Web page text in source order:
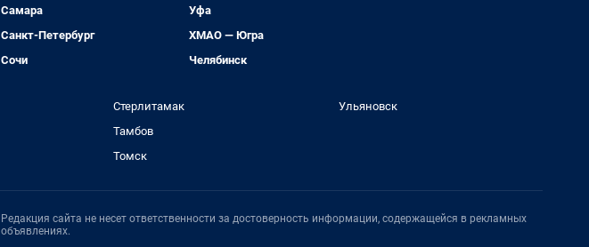
Самара
Санкт-Петербург
Сочи
Уфа
ХМАО — Югра
Челябинск
Стерлитамак
Тамбов
Томск
Ульяновск
Редакция сайта не несет ответственности за достоверность информации, содержащейся в рекламных
объявлениях.